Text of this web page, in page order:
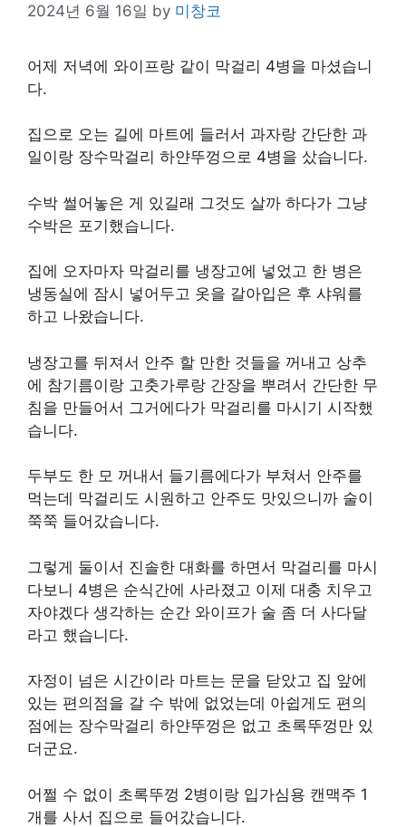
2024년 6월 16일 by 미창코
어제 저녁에 와이프랑 같이 막걸리 4병을 마셨습니
다.
집으로 오는 길에 마트에 들러서 과자랑 간단한 과
일이랑 장수막걸리 하얀뚜껑으로 4병을 샀습니다.
수박 썰어놓은 게 있길래 그것도 살까 하다가 그냥
수박은 포기했습니다.
집에 오자마자 막걸리를 냉장고에 넣었고 한 병은
냉동실에 잠시 넣어두고 옷을 갈아입은 후 샤워를
하고 나왔습니다.
냉장고를 뒤져서 안주 할 만한 것들을 꺼내고 상추
에 참기름이랑 고춧가루랑 간장을 뿌려서 간단한 무
침을 만들어서 그거에다가 막걸리를 마시기 시작했
습니다.
두부도 한 모 꺼내서 들기름에다가 부쳐서 안주를
먹는데 막걸리도 시원하고 안주도 맛있으니까 술이
쭉쭉 들어갔습니다.
그렇게 둘이서 진솔한 대화를 하면서 막걸리를 마시
다보니 4병은 순식간에 사라졌고 이제 대충 치우고
자야겠다 생각하는 순간 와이프가 술 좀 더 사다달
라고 했습니다.
자정이 넘은 시간이라 마트는 문을 닫았고 집 앞에
있는 편의점을 갈 수 밖에 없었는데 아쉽게도 편의
점에는 장수막걸리 하얀뚜껑은 없고 초록뚜껑만 있
더군요.
어쩔 수 없이 초록뚜껑 2병이랑 입가심용 캔맥주 1
개를 사서 집으로 들어갔습니다.